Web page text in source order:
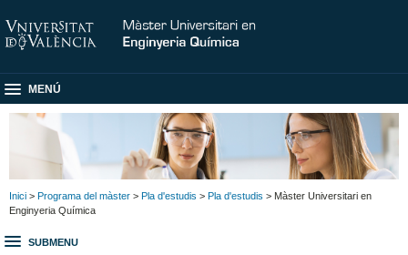
MENÚ
Inici > Programa del màster > Pla d'estudis > Pla d'estudis > Màster Universitari en
Enginyeria Química
SUBMENU